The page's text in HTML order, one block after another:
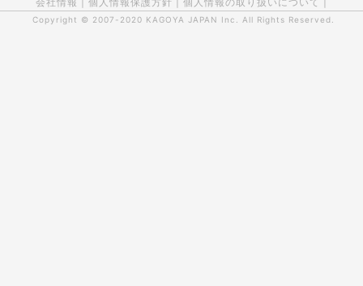
Copyright © 2007-2020 KAGOYA JAPAN Inc. All Rights Reserved.